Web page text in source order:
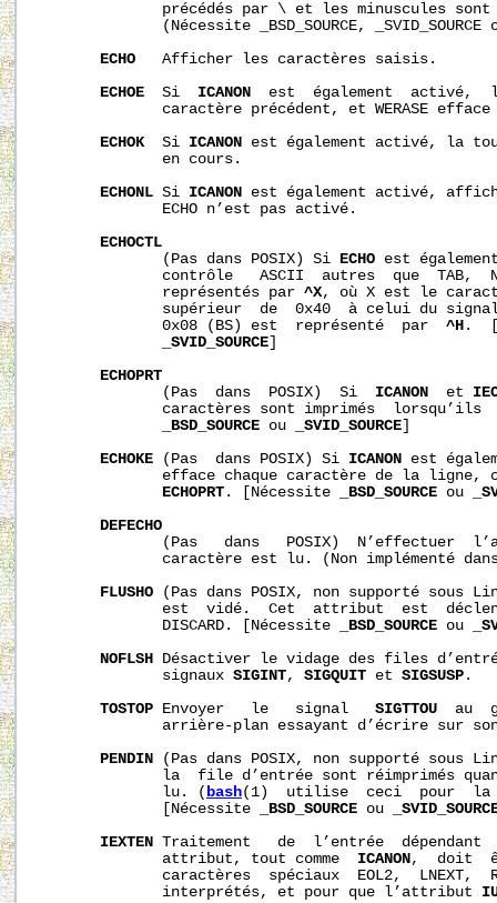
précédés par \ et les minuscules
(Nécessite _BSD_SOURCE, _SVID_SOURCE
ECHO
   Afficher les caractères saisis.
ECHOE
  Si
ICANON
est  également  activé,
caractère précédent, et WERASE efface
ECHOK
  Si
ICANON est également activé, la
              en cours.
ECHONL Si ICANON est également activé,
              ECHO n’est pas activé.
ECHOCTL
              (Pas dans POSIX) Si
ECHO est
contrôle   ASCII  autres  que  TAB,
              représentés par
^X, où X est le
supérieur  de  0x40  à celui du
              0x08 (BS) est  représenté  par
^H .
_SVID_SOURCE
ECHOPRT
              (Pas  dans  POSIX)  Si
ICANON
  et
caractères sont imprimés  lorsqu’ils
_BSD_SOURCE ou _SVID_SOURCE
ECHOKE (Pas  dans POSIX) Si ICANON est
efface chaque caractère de la ligne,
ECHOPRT . [Nécessite _BSD_SOURCE ou
DEFECHO
(Pas   dans   POSIX)  N’effectuer
caractère est lu. (Non implémenté
FLUSHO (Pas dans POSIX, non supporté sous
est  vidé.  Cet  attribut  est
              DISCARD. [Nécessite
_BSD_SOURCE ou
NOFLSH Désactiver le vidage des files
              signaux
SIGINT, SIGQUIT et SIGSUSP .
TOSTOP Envoyer   le   signal SIGTTOU
au
arrière-plan essayant d’écrire sur
PENDIN (Pas dans POSIX, non supporté sous
la  file d’entrée sont réimprimés
              lu. (
bash(1)  utilise  ceci  pour  la
              [Nécessite
_BSD_SOURCE ou
IEXTEN Traitement   de  l’entrée  dépendant
              attribut, tout comme
ICANON,  doit
caractères  spéciaux  EOL2,  LNEXT,
              interprétés, et pour que l’attribut